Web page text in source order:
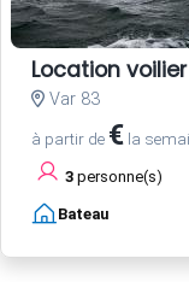
Location
Var 83
à partir de € la
3 personne(s)
Bateau